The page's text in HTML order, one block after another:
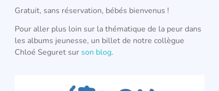
Gratuit, sans réservation, bébés bienvenus !
Pour aller plus loin sur la thématique de la peur dans
les albums jeunesse, un billet de notre collègue
Chloé Seguret sur son blog.